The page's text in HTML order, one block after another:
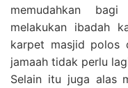
memudahkan
melakukan ibadah
karpet masjid polos
jamaah tidak perlu
Selain itu juga alas